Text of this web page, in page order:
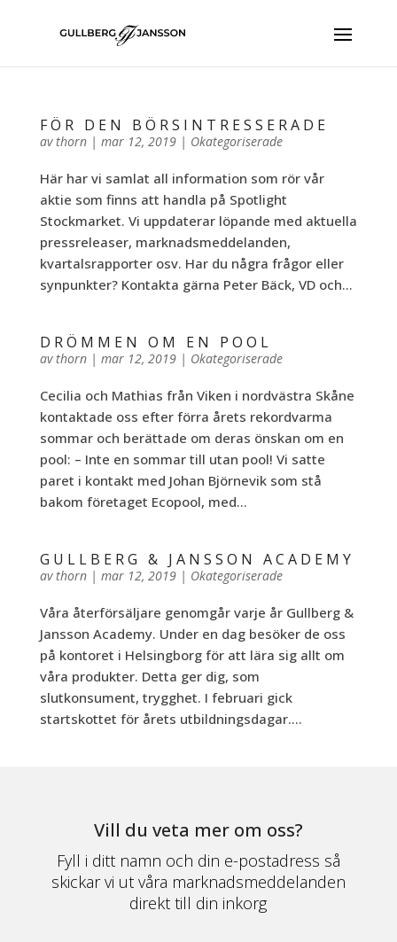
FÖR DEN BÖRSINTRESSERADE
avthorn| mar 12, 2019| Okategoriserade
Här har vi samlat all information som rör vår
aktie som finns att handla på Spotlight
Stockmarket. Vi uppdaterar löpande med aktuella
pressreleaser, marknadsmeddelanden,
kvartalsrapporter osv. Har du några frågor eller
synpunkter? Kontakta gärna Peter Bäck, VD och...
DRÖMMEN OM EN POOL
avthorn| mar 12, 2019| Okategoriserade
Cecilia och Mathias från Viken i nordvästra Skåne
kontaktade oss efter förra årets rekordvarma
sommar och berättade om deras önskan om en
pool: – Inte en sommar till utan pool! Vi satte
paret i kontakt med Johan Björnevik som stå
bakom företaget Ecopool, med...
GULLBERG & JANSSON ACADEMY
avthorn| mar 12, 2019| Okategoriserade
Våra återförsäljare genomgår varje år Gullberg &
Jansson Academy. Under en dag besöker de oss
på kontoret i Helsingborg för att lära sig allt om
våra produkter. Detta ger dig, som
slutkonsument, trygghet. I februari gick
startskottet för årets utbildningsdagar....
Vill du veta mer om oss?
Fyll i ditt namn och din e-postadress så
skickar vi ut våra marknadsmeddelanden
direkt till din inkorg